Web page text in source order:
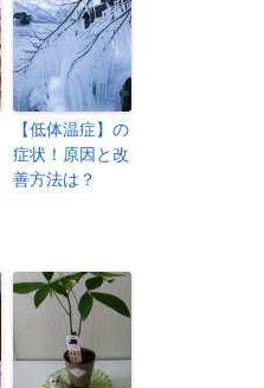
【低体温症】の
症状！原因と改
善方法は？